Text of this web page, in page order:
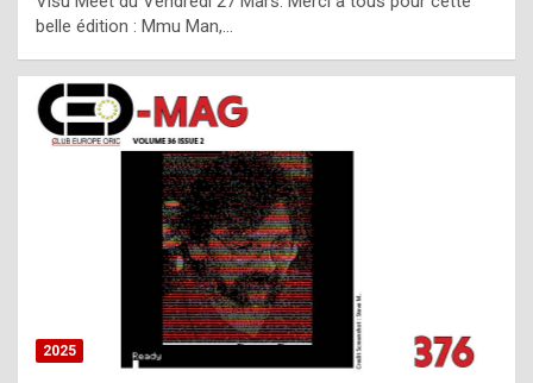
l
c
h
i
s
t
o
r
belle édition : Mmu Man,…
2025